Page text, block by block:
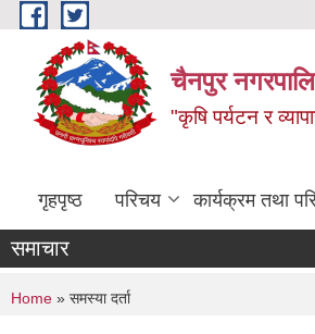
Skip to main content
चैनपुर
"कृषि पर्यटन र
गृहपृष्ठ परिचय कार्यक्रम तथा
समाचार
You are here
Home » समस्या दर्ता